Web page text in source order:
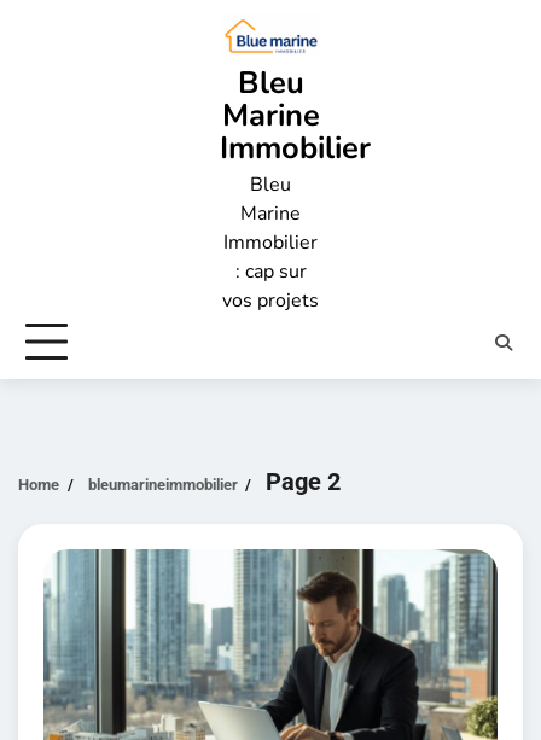
Bleu
Marine
Immobilier
Bleu
Marine
Immobilier
: cap sur
vos projets
Home bleumarineimmobilier Page 2